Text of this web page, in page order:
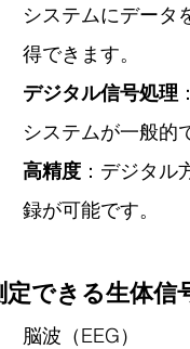
システムにデータ
得できます。
デジタル信号処理
システムが一般的
高精度 ：デジタ
録が可能です。
定できる生体信
脳波（EEG）